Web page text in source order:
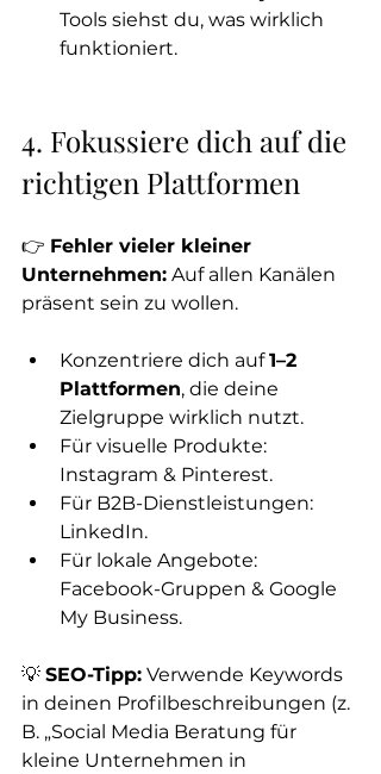
Tools siehst du, was wirklich
funktioniert.
4. Fokussiere dich auf die
richtigen Plattformen
👉 Fehler vieler kleiner
Unternehmen: Auf allen Kanälen
präsent sein zu wollen.
Konzentriere dich auf 1–2
Plattformen, die deine
Zielgruppe wirklich nutzt.
Für visuelle Produkte:
Instagram & Pinterest.
Für B2B-Dienstleistungen:
LinkedIn.
Für lokale Angebote:
Facebook-Gruppen & Google
My Business.
💡 SEO-Tipp: Verwende Keywords
in deinen Profilbeschreibungen (z.
B. „Social Media Beratung für
kleine Unternehmen in